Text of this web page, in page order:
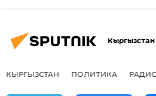
Кыргызстан
КЫРГЫЗСТАН ПОЛИТИКА